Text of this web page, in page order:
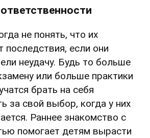
не понять, что их
последствия, если они
неудачу. Будь то больше
или больше практики
брать на себя
за свой выбор, когда у них
Раннее знакомство с
помогает детям вырасти